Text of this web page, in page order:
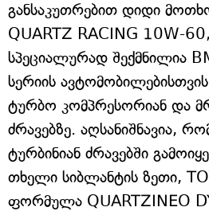
განსაკუთრებით დიდი
QUARTZ RACING 10W-
სპეციალურად შექმნილია
სერიის
ტურბო კომპრესორიან და
ძრავებზე. აღსანიშნავია,
ტურბინიან ძრავებში
თხელი სიბლანტის ზეთი,
ფორმულა QUARTZINEO